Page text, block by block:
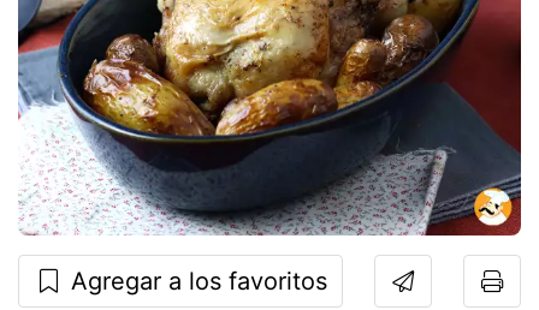
Agregar a los favoritos